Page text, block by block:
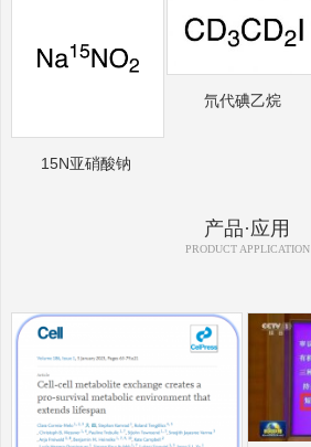
15N亚硝酸钠
氘代碘乙烷
产品·应用
PRODUCT APPLICATION